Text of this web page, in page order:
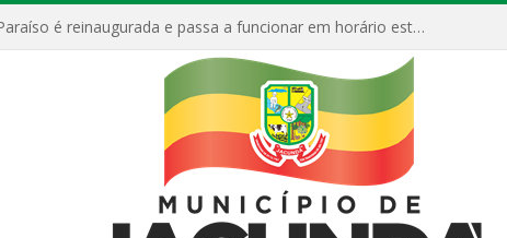
ESF Alto Paraíso é reinaugurada e passa a funcionar em horário estendido